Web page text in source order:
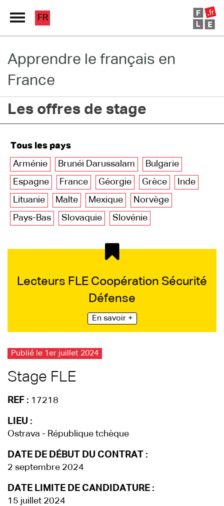
Grand Répertoire
Immersion France
Le français en ligne
FR
Apprendre le français en
France
Les offres de stage
Tous les pays
Arménie
Brunéi Darussalam
Bulgarie
Espagne
France Géorgie Grèce
Inde
Lituanie
Malte Mexique
Norvège
Pays-Bas
Slovaquie Slovénie
Lecteurs FLE Coopération Sécurité
Défense
En savoir +
Publié le 1er juillet 2024
Stage FLE
REF : 17218
LIEU :
Ostrava - République tchèque
DATE DE DÉBUT DU CONTRAT :
2 septembre 2024
DATE LIMITE DE CANDIDATURE :
15 juillet 2024